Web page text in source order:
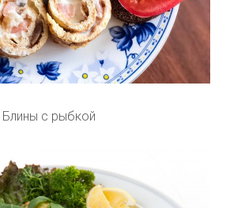
Блины с рыбкой